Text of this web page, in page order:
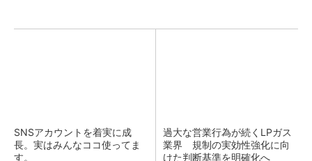
SNSアカウントを着実に成
長。実はみんなココ使ってま
す。
過大な営業行為が続くLPガス
業界 規制の実効性強化に向
けた判断基準を明確化へ